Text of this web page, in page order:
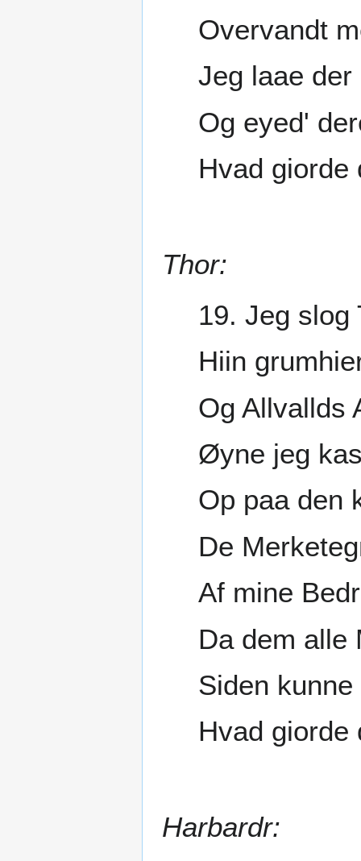
Overvandt
Jeg laae
Og eyed'
Hvad giorde
Thor:
19. Jeg slog
Hiin
Og Allvallds
Øyne jeg
Op paa den
De
Af mine
Da dem
Siden kunne
Hvad giorde
Harbardr: